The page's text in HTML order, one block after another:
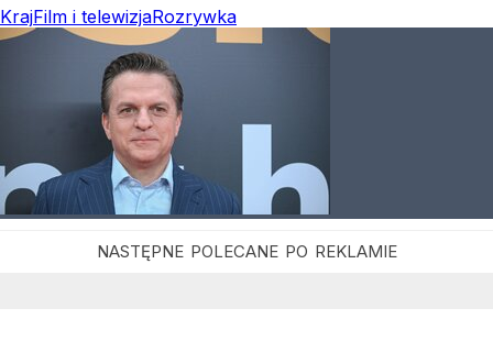
KrajFilm i telewizjaRozrywka